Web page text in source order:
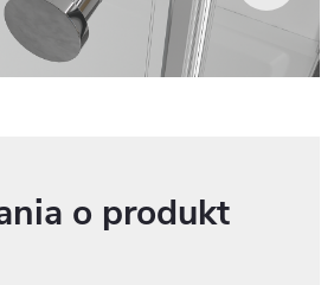
o produkt